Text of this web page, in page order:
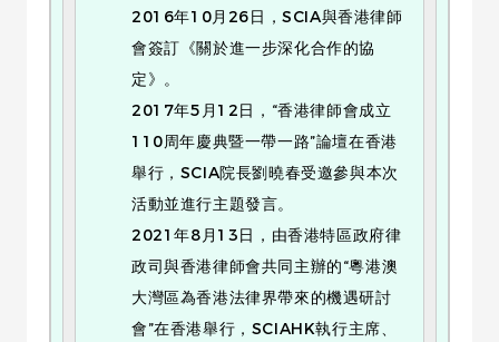
2016年10月26日，SCIA與香港律師
會簽訂《關於進一步深化合作的協
定》。
2017年5月12日，“香港律師會成立
110周年慶典暨一帶一路”論壇在香港
舉行，SCIA院長劉曉春受邀參與本次
活動並進行主題發言。
2021年8月13日，由香港特區政府律
政司與香港律師會共同主辦的“粵港澳
大灣區為香港法律界帶來的機遇研討
會”在香港舉行，SCIAHK執行主席、